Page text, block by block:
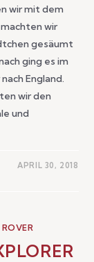
wir mit dem
wir
gesäumt
ging es im
England.
wir den
und
APRIL 30, 2018